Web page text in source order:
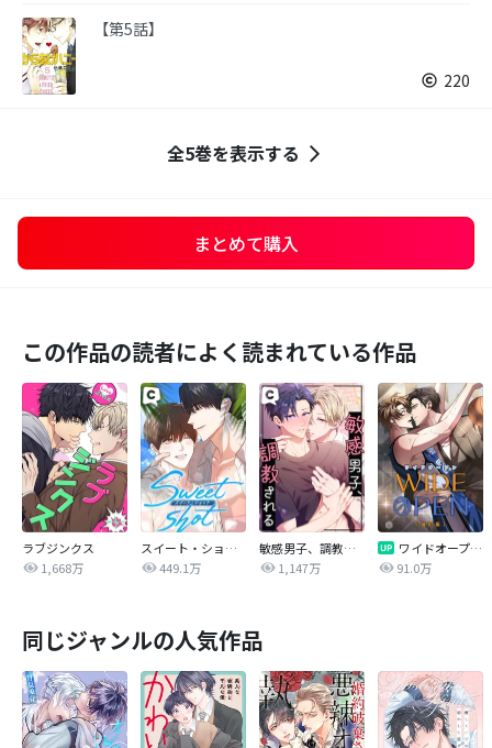
【第5話】
220
全5巻を表示する
まとめて購入
この作品の読者によく読まれている作品
ラブジンクス
1,668万
スイート・ショット
449.1万
敏感男子、調教される
1,147万
ワイドオープン【改訂版】
91.0万
同じジャンルの人気作品